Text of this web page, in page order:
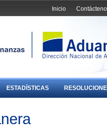
Inicio
ESTADÍSTICAS